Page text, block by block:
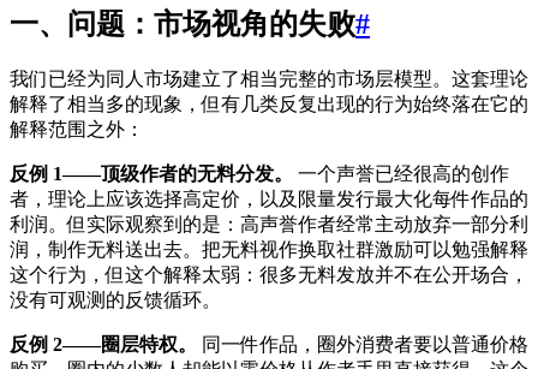
一、问题：市场视角的失败#
我们已经为同人市场建立了相当完整的市场层模型。这套理论
解释了相当多的现象，但有几类反复出现的行为始终落在它的
解释范围之外：
反例 1——顶级作者的无料分发。
一个声誉已经很高的创作
者，理论上应该选择高定价，以及限量发行最大化每件作品的
利润。但实际观察到的是：高声誉作者经常主动放弃一部分利
润，制作无料送出去。把无料视作换取社群激励可以勉强解释
这个行为，但这个解释太弱：很多无料发放并不在公开场合，
没有可观测的反馈循环。
反例 2——圈层特权。
同一件作品，圈外消费者要以普通价格